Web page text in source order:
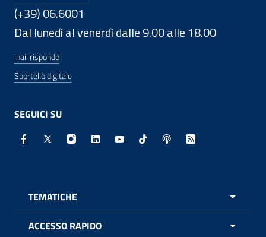
(+39) 06.6001
Dal lunedì al venerdì dalle 9.00 alle 18.00
Inail risponde
Sportello digitale
SEGUICI SU
Facebook - Sito esterno - Apertura in nuova finestra
X - Sito esterno - Apertura in nuova finestra
Instagram - Sito esterno - Apertura in
Linkedin - Sito esterno - Apertura in
Youtube - Sito esterno -
TikTok - Sito esterno -
Spreaker - Sito
Feed RSS -
TEMATICHE
ACCESSO RAPIDO